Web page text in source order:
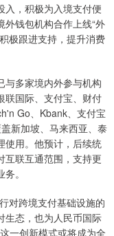
，积极为入境支付便
钱包机构合作上线“外
极跟进支持，提升消费
多家境内外参与机构
联国际、支付宝、财付
Go、Kbank、支付宝
新加坡、马来西亚、泰
使用。他预计，后续统
互联互通范围，支持更
。
对跨境支付基础设施的
生态，也为人民币国际
一创新模式或将成为全